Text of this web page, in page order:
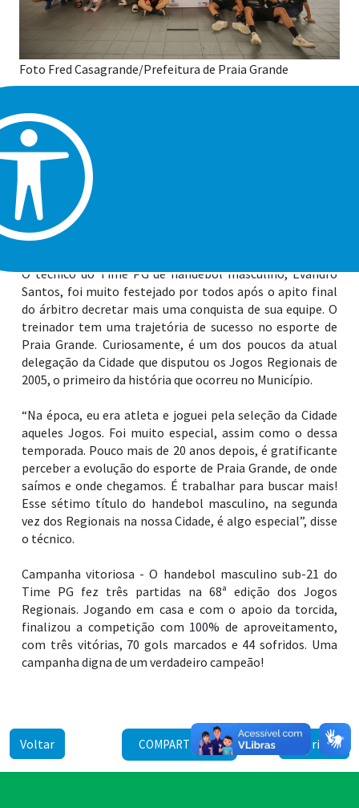
Foto Fred Casagrande/Prefeitura de Praia Grande
Uma das modalidades mais vitoriosas da história do
esporte de Praia Grande em Jogos Regionais manteve a
escrita na 68ª edição da competição estadual, disputada
em solo praia-grandense. Em casa, o Time PG de
handebol masculino sagrou-se heptacampeão na
categoria sub-21. Na final realizada nesta quinta-feira (2),
no Ginásio Falcão, a equipe da Cidade venceu São Bernardo
do Campo, por 20 a 18, e ficou com a medalha de ouro.
O técnico do Time PG de handebol masculino, Evandro
Santos, foi muito festejado por todos após o apito final
do árbitro decretar mais uma conquista de sua equipe. O
treinador tem uma trajetória de sucesso no esporte de
Praia Grande. Curiosamente, é um dos poucos da atual
delegação da Cidade que disputou os Jogos Regionais de
2005, o primeiro da história que ocorreu no Município.
“Na época, eu era atleta e joguei pela seleção da Cidade
aqueles Jogos. Foi muito especial, assim como o dessa
temporada. Pouco mais de 20 anos depois, é gratificante
perceber a evolução do esporte de Praia Grande, de onde
saímos e onde chegamos. É trabalhar para buscar mais!
Esse sétimo título do handebol masculino, na segunda
vez dos Regionais na nossa Cidade, é algo especial”, disse
o técnico.
Campanha vitoriosa - O handebol masculino sub-21 do
Time PG fez três partidas na 68ª edição dos Jogos
Regionais. Jogando em casa e com o apoio da torcida,
finalizou a competição com 100% de aproveitamento,
com três vitórias, 70 gols marcados e 44 sofridos. Uma
campanha digna de um verdadeiro campeão!
Voltar COMPARTILHAR Imprimir